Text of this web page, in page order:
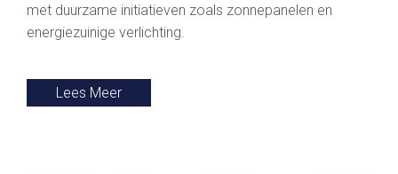
met duurzame initiatieven zoals zonnepanelen en
energiezuinige verlichting.
Lees Meer